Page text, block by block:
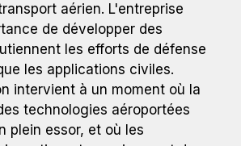
aérien. L'entreprise
de développer des
les efforts de défense
les applications civiles.
intervient à un moment où la
technologies aéroportées
plein essor, et où les